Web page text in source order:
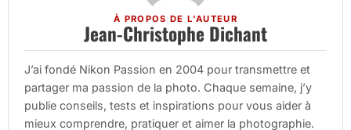
À PROPOS DE L'AUTEUR
Jean-Christophe Dichant
J’ai fondé Nikon Passion en 2004 pour transmettre et
partager ma passion de la photo. Chaque semaine, j’y
publie conseils, tests et inspirations pour vous aider à
mieux comprendre, pratiquer et aimer la photographie.